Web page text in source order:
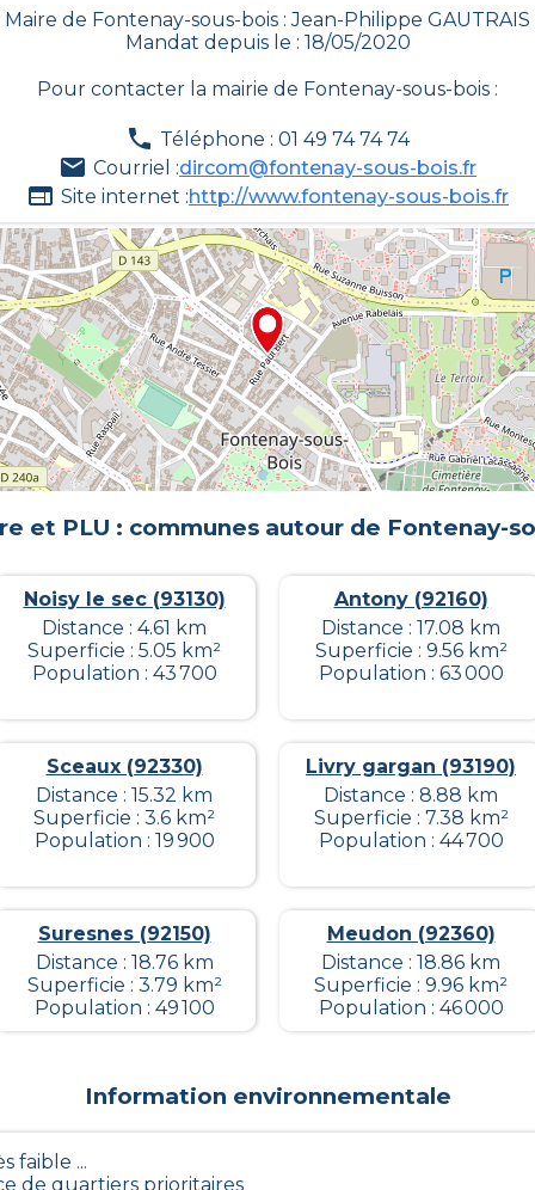
Maire de Fontenay-sous-bois : Jean-Philippe GAUTRAIS
Mandat depuis le : 18/05/2020
Pour contacter la mairie de Fontenay-sous-bois :
Téléphone : 01 49 74 74 74
Courriel :dircom@fontenay-sous-bois.fr
Site internet :http://www.fontenay-sous-bois.fr
et PLU : communes autour de Fontenay-
Noisy le sec (93130)
Distance : 4.61 km
Superficie : 5.05 km²
Population : 43 700
Antony (92160)
Distance : 17.08 km
Superficie : 9.56 km²
Population : 63 000
Sceaux (92330)
Distance : 15.32 km
Superficie : 3.6 km²
Population : 19 900
Livry gargan (93190)
Distance : 8.88 km
Superficie : 7.38 km²
Population : 44 700
Suresnes (92150)
Distance : 18.76 km
Superficie : 3.79 km²
Population : 49 100
Meudon (92360)
Distance : 18.86 km
Superficie : 9.96 km²
Population : 46 000
Information environnementale
faible ...
de quartiers prioritaires